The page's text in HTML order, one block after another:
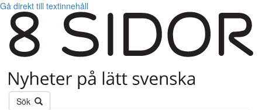
Gå direkt till textinnehåll
Sök